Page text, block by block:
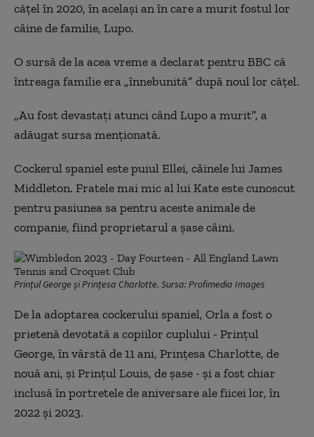
cățel în 2020, în același an în care a murit fostul lor
câine de familie, Lupo.
O sursă de la acea vreme a declarat pentru BBC că
întreaga familie era „înnebunită” după noul lor cățel.
„Au fost devastați atunci când Lupo a murit”, a
adăugat sursa menționată.
Cockerul spaniel este puiul Ellei, câinele lui James
Middleton. Fratele mai mic al lui Kate este cunoscut
pentru pasiunea sa pentru aceste animale de
companie, fiind proprietarul a șase câini.
Prințul George și Prințesa Charlotte. Sursa: Profimedia Images
De la adoptarea cockerului spaniel, Orla a fost o
prietenă devotată a copiilor cuplului - Prințul
George, în vârstă de 11 ani, Prințesa Charlotte, de
nouă ani, și Prințul Louis, de șase - și a fost chiar
inclusă în portretele de aniversare ale fiicei lor, în
2022 și 2023.